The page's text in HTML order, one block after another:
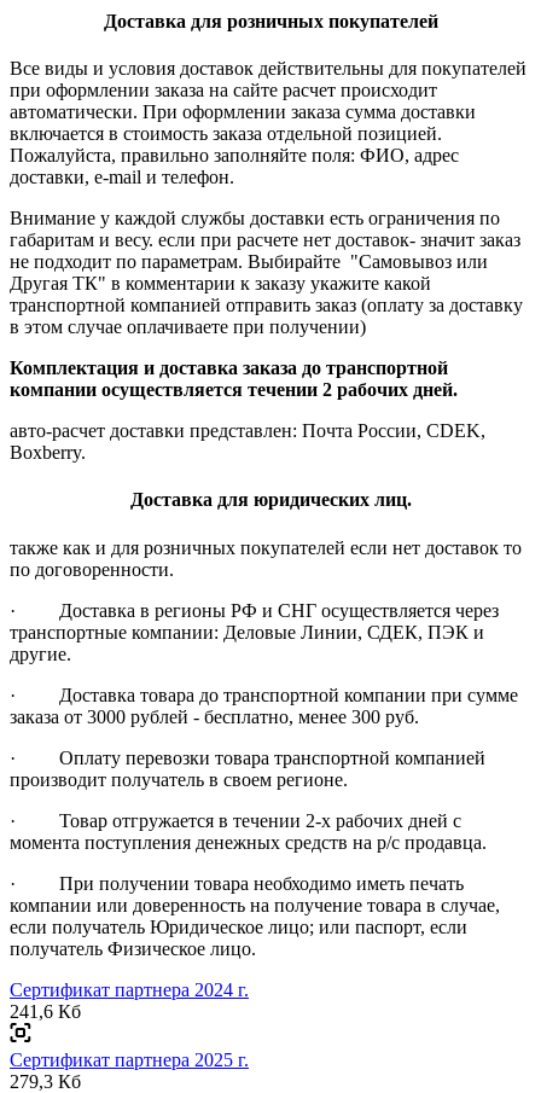
Доставка для розничных покупателей
Все виды и условия доставок действительны для покупателей
при оформлении заказа на сайте расчет происходит
автоматически. При оформлении заказа сумма доставки
включается в стоимость заказа отдельной позицией.
Пожалуйста, правильно заполняйте поля: ФИО, адрес
доставки, e-mail и телефон.
Внимание у каждой службы доставки есть ограничения по
габаритам и весу. если при расчете нет доставок- значит заказ
не подходит по параметрам. Выбирайте "Самовывоз или
Другая ТК" в комментарии к заказу укажите какой
транспортной компанией отправить заказ (оплату за доставку
в этом случае оплачиваете при получении)
Комплектация и доставка заказа до транспортной
компании осуществляется течении 2 рабочих дней.
авто-расчет доставки представлен: Почта России, CDEK,
Boxberry.
Доставка для юридических лиц.
также как и для розничных покупателей если нет доставок то
по договоренности.
· Доставка в регионы РФ и СНГ осуществляется через
транспортные компании: Деловые Линии, СДЕК, ПЭК и
другие.
· Доставка товара до транспортной компании при сумме
заказа от 3000 рублей - бесплатно, менее 300 руб.
· Оплату перевозки товара транспортной компанией
производит получатель в своем регионе.
· Товар отгружается в течении 2-х рабочих дней с
момента поступления денежных средств на р/с продавца.
· При получении товара необходимо иметь печать
компании или доверенность на получение товара в случае,
если получатель Юридическое лицо; или паспорт, если
получатель Физическое лицо.
Сертификат партнера 2024 г.
241,6 Кб
Сертификат партнера 2025 г.
279,3 Кб